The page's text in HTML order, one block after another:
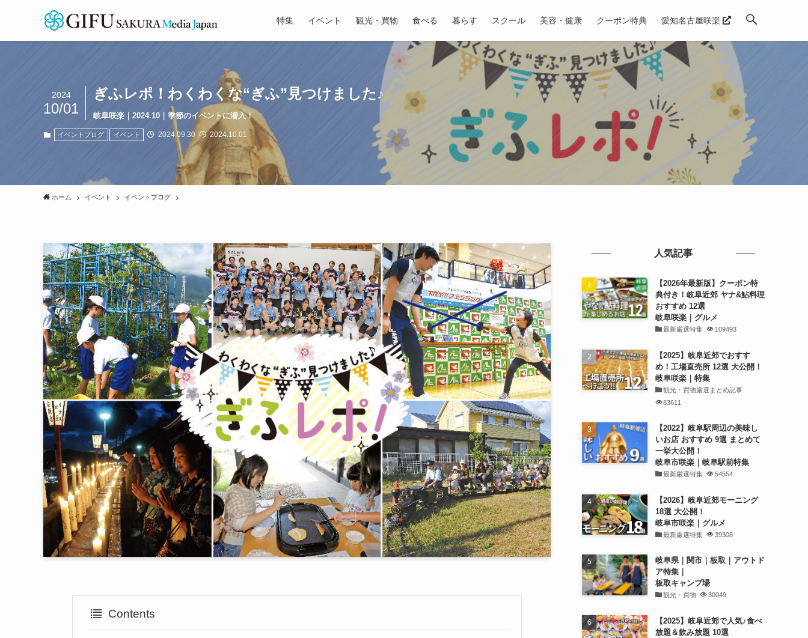
特集 イベント 観光・買物 食べる 暮らす スクール 美容・健康 クーポン特典 愛知名古屋咲楽
ぎふレポ！わくわくな“ぎふ”見つけました♪
岐阜咲楽｜2024.10｜季節のイベントに潜入！
2024
10/01
イベントブログ イベント 2024.09.30 2024.10.01
ホーム イベント イベントブログ
Contents
人気記事
【2026年最新版】クーポン特
典付き！岐阜近郊 ヤナ&鮎料理
おすすめ 12選
岐阜咲楽｜グルメ
最新厳選特集 109493
【2025】岐阜近郊でおすす
め！工場直売所 12選 大公開！
岐阜咲楽｜特集
観光・買物厳選まとめ記事
83611
【2022】岐阜駅周辺の美味し
いお店 おすすめ 9選 まとめて
一挙大公開！
岐阜市咲楽｜岐阜駅前特集
最新厳選特集 54554
【2026】岐阜近郊モーニング
18選 大公開！
岐阜市咲楽｜グルメ
最新厳選特集 39308
岐阜県｜関市｜板取｜アウトド
ア特集｜
板取キャンプ場
観光・買物 30049
【2025】岐阜近郊で人気♪食べ
放題＆飲み放題 10選